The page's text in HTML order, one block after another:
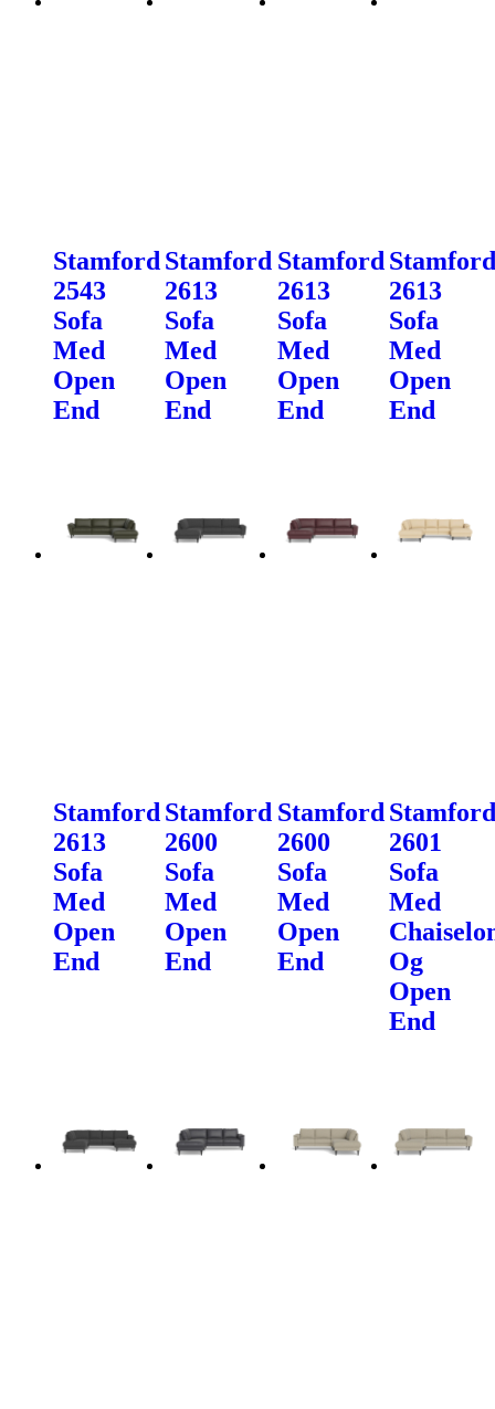
Stamford
2543
Sofa
Med
Open
End
Stamford
2613
Sofa
Med
Open
End
Stamford
2613
Sofa
Med
Open
End
Stamford
2613
Sofa
Med
Open
End
Stamford
2613
Sofa
Med
Open
End
Stamford
2600
Sofa
Med
Open
End
Stamford
2600
Sofa
Med
Open
End
Stamford
2601
Sofa
Med
Og
Open
End